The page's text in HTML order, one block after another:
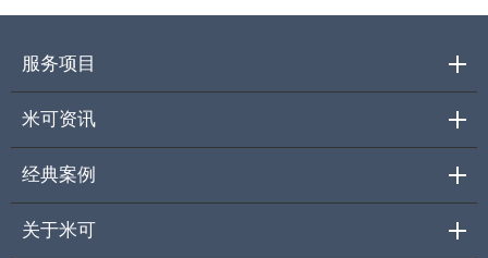
服务项目
米可资讯
经典案例
关于米可